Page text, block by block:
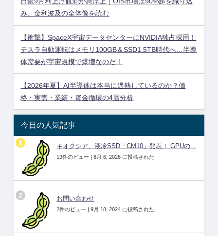
み、金利波及の全体像を読む
【衝撃】SpaceX宇宙データセンターにNVIDIA独占採用！
テスラ自動運転はメモリ100GB＆SSD1.5TB時代へ…半導
体需要が宇宙規模で爆増なのだ！
【2026年夏】AI半導体は本当に過熱しているのか？価
格・実需・業績・資金循環の4層分析
今日の人気記事
キオクシア、液冷SSD「CM10」発表！ GPUの...
19件のビュー | 8月 6, 2026 に投稿された
お問い合わせ
2件のビュー | 9月 18, 2024 に投稿された